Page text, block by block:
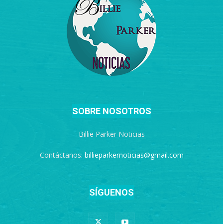
SOBRE NOSOTROS
Billie Parker Noticias
Contáctanos: billieparkernoticias@gmail.com
SÍGUENOS